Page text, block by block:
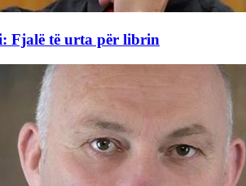
Fjalë të urta për librin